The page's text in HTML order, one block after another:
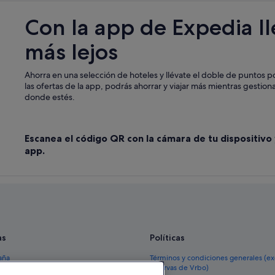
Con la app de Expedia
más lejos
Ahorra en una selección de hoteles y llévate el doble de puntos
las ofertas de la app, podrás ahorrar y viajar más mientras
donde estés.
Escanea el código QR con la cámara de tu
app.
Políticas
Términos y condiciones generales
reservas de Vrbo)